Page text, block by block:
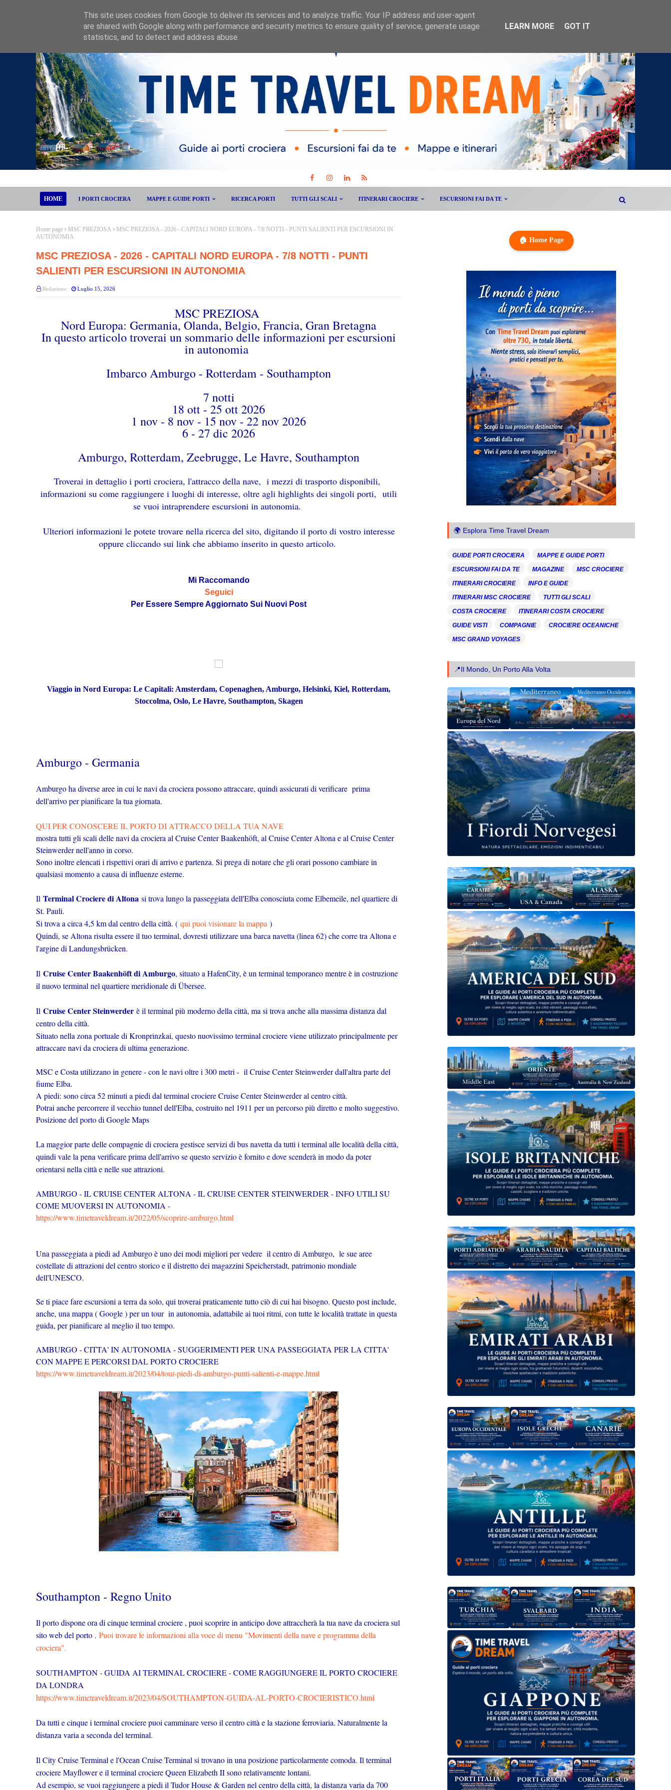
HOME I PORTI CROCIERA MAPPE E GUIDE PORTI RICERCA PORTI TUTTI GLI SCALI ITINERARI CROCIERE ESCURSIONI FAI DA TE
Home page MSC PREZIOSA
MSC PREZIOSA - 2026 - CAPITALI NORD EUROPA - 7/8 NOTTI - PUNTI SALIENTI PER ESCURSIONI IN
AUTONOMIA
MSC PREZIOSA - 2026 - CAPITALI NORD EUROPA - 7/8 NOTTI - PUNTI
SALIENTI PER ESCURSIONI IN AUTONOMIA
Redazione Luglio 15, 2026
MSC PREZIOSA
Nord Europa: Germania, Olanda, Belgio, Francia, Gran Bretagna
In questo articolo troverai un sommario delle informazioni per escursioni
in autonomia
Imbarco Amburgo - Rotterdam - Southampton
7 notti
18 ott - 25 ott 2026
1 nov - 8 nov - 15 nov - 22 nov 2026
6 - 27 dic 2026
Amburgo, Rotterdam, Zeebrugge, Le Havre, Southampton
Troverai in dettaglio i porti crociera, l'attracco della nave, i mezzi di trasporto disponibili,
informazioni su come raggiungere i luoghi di interesse, oltre agli highlights dei singoli porti, utili
se vuoi intraprendere escursioni in autonomia.
Ulteriori informazioni le potete trovare nella ricerca del sito, digitando il porto di vostro interesse
oppure cliccando sui link che abbiamo inserito in questo articolo.
Mi Raccomando
Seguici
Per Essere Sempre Aggiornato Sui Nuovi Post
Viaggio in Nord Europa: Le Capitali: Amsterdam, Copenaghen, Amburgo, Helsinki, Kiel, Rotterdam,
Stoccolma, Oslo, Le Havre, Southampton, Skagen
Amburgo - Germania
Amburgo ha diverse aree in cui le navi da crociera possono attraccare, quindi assicurati di verificare prima
dell'arrivo per pianificare la tua giornata.
QUI PER CONOSCERE IL PORTO DI ATTRACCO DELLA TUA NAVE
mostra tutti gli scali delle navi da crociera al Cruise Center Baakenhöft, al Cruise Center Altona e al Cruise Center
Steinwerder nell'anno in corso.
Sono inoltre elencati i rispettivi orari di arrivo e partenza. Si prega di notare che gli orari possono cambiare in
qualsiasi momento a causa di influenze esterne.
Il Terminal Crociere di Altona si trova lungo la passeggiata dell'Elba conosciuta come Elbemeile, nel quartiere di
St. Pauli.
Si trova a circa 4,5 km dal centro della città. ( qui puoi visionare la mappa )
Quindi, se Altona risulta essere il tuo terminal, dovresti utilizzare una barca navetta (linea 62) che corre tra Altona e
l'argine di Landungsbrücken.
Il Cruise Center Baakenhöft di Amburgo, situato a HafenCity, è un terminal temporaneo mentre è in costruzione
il nuovo terminal nel quartiere meridionale di Übersee.
Il Cruise Center Steinwerder è il terminal più moderno della città, ma si trova anche alla massima distanza dal
centro della città.
Situato nella zona portuale di Kronprinzkai, questo nuovissimo terminal crociere viene utilizzato principalmente per
attraccare navi da crociera di ultima generazione.
MSC e Costa utilizzano in genere - con le navi oltre i 300 metri - il Cruise Center Steinwerder dall'altra parte del
fiume Elba.
A piedi: sono circa 52 minuti a piedi dal terminal crociere Cruise Center Steinwerder al centro città.
Potrai anche percorrere il vecchio tunnel dell'Elba, costruito nel 1911 per un percorso più diretto e molto suggestivo.
Posizione del porto di Google Maps
La maggior parte delle compagnie di crociera gestisce servizi di bus navetta da tutti i terminal alle località della città,
quindi vale la pena verificare prima dell'arrivo se questo servizio è fornito e dove scenderà in modo da poter
orientarsi nella città e nelle sue attrazioni.
AMBURGO - IL CRUISE CENTER ALTONA - IL CRUISE CENTER STEINWERDER - INFO UTILI SU
COME MUOVERSI IN AUTONOMIA -
https://www.timetraveldream.it/2022/05/scoprire-amburgo.html
Una passeggiata a piedi ad Amburgo è uno dei modi migliori per vedere il centro di Amburgo, le sue aree
costellate di attrazioni del centro storico e il distretto dei magazzini Speicherstadt, patrimonio mondiale
dell'UNESCO.
Se ti piace fare escursioni a terra da solo, qui troverai praticamente tutto ciò di cui hai bisogno. Questo post include,
anche, una mappa ( Google ) per un tour in autonomia, adattabile ai tuoi ritmi, con tutte le località trattate in questa
guida, per pianificare al meglio il tuo tempo.
AMBURGO - CITTA' IN AUTONOMIA - SUGGERIMENTI PER UNA PASSEGGIATA PER LA CITTA'
CON MAPPE E PERCORSI DAL PORTO CROCIERE
https://www.timetraveldream.it/2023/04/tour-piedi-di-amburgo-punti-salienti-e-mappe.html
Southampton - Regno Unito
Il porto dispone ora di cinque terminal crociere , puoi scoprire in anticipo dove attraccherà la tua nave da crociera sul
sito web del porto . Puoi trovare le informazioni alla voce di menu "Movimenti della nave e programma della
crociera".
SOUTHAMPTON - GUIDA AI TERMINAL CROCIERE - COME RAGGIUNGERE IL PORTO CROCIERE
DA LONDRA
https://www.timetraveldream.it/2023/04/SOUTHAMPTON-GUIDA-AL-PORTO-CROCIERISTICO.html
Da tutti e cinque i terminal crociere puoi camminare verso il centro città e la stazione ferroviaria. Naturalmente la
distanza varia a seconda del terminal.
Il City Cruise Terminal e l'Ocean Cruise Terminal si trovano in una posizione particolarmente comoda. Il terminal
crociere Mayflower e il terminal crociere Queen Elizabeth II sono relativamente lontani.
Ad esempio, se vuoi raggiungere a piedi il Tudor House & Garden nel centro della città, la distanza varia da 700
🏠 Home Page
🌍 Esplora Time Travel Dream
GUIDE PORTI CROCIERA
MAPPE E GUIDE PORTI
ESCURSIONI FAI DA TE
MAGAZINE
MSC CROCIERE
ITINERARI CROCIERE
INFO E GUIDE
ITINERARI MSC CROCIERE
TUTTI GLI SCALI
COSTA CROCIERE
ITINERARI COSTA CROCIERE
GUIDE VISTI
COMPAGNIE
CROCIERE OCEANICHE
MSC GRAND VOYAGES
📍Il Mondo, Un Porto Alla Volta
This site uses cookies from Google to deliver its services and to analyze traffic. Your IP address and user-agent
are shared with Google along with performance and security metrics to ensure quality of service, generate usage
statistics, and to detect and address abuse.
LEARN MORE GOT IT